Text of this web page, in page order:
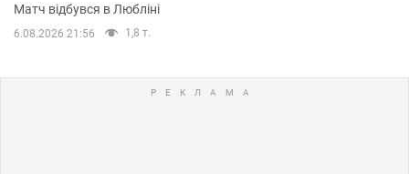
Матч відбувся в Любліні
6.08.2026 21:56 1,8 т.